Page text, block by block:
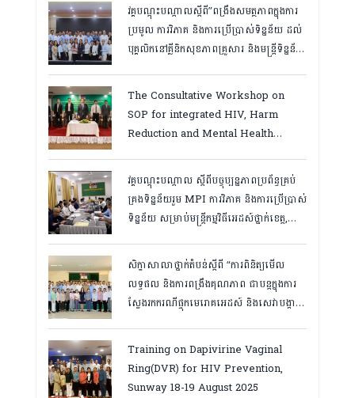
វគ្គបណ្ដុះបណ្ដាលស្តីពី”ពង្រឹងសមត្ថភាពក្នុងការ
ប្រមូល ការវិភាគ និងការប្រើប្រាស់ទិន្នន័យ ដល់
បុគ្គលិកនៅគ្លីនិកសុខភាពគ្រួសារ និងមន្ត្រីទិន្នន័យ
ឆ្នាំ២០២៦
The Consultative Workshop on
SOP for integrated HIV, Harm
Reduction and Mental Health
វគ្គបណ្ដុះបណ្តាល ស្តីពីបច្ចុប្បន្នភាពប្រព័ន្ធគ្រប់
គ្រងទិន្នន័យរួម MPI ការវិភាគ និងការប្រើប្រាស់
ទិន្នន័យ សម្រាប់មន្រ្តីកម្មវិធីអេដស៍ថ្នាក់ខេត្ត,
សិក្ខាសាលាថ្នាក់តំបន់ស្តីពី “ការពិនិត្យមើល
លទ្ធផល និងការពង្រឹងគុណភាព ជាបន្តក្នុងការ
ស្វែងរកករណីផ្ទុកមេរោគអេដស៍ និងសេវាបង្ការ
សម្រេចគោលដៅ ៩៥-៩៥-៩៥”, តាកែវ
ថ្ងៃទី១២-១៣ សីហា ២០២៥
Training on Dapivirine Vaginal
Ring(DVR) for HIV Prevention,
Sunway 18-19 August 2025